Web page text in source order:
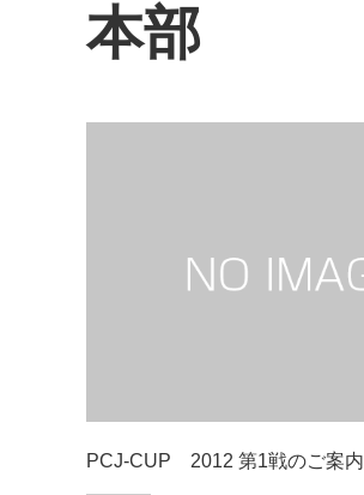
本部
PCJ-CUP 2012 第1戦のご案内